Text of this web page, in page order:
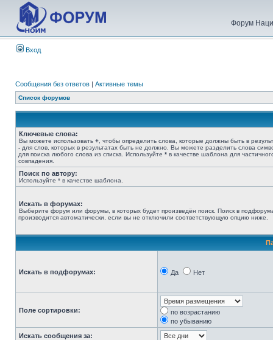
Форум
Вход
Сообщения без ответов | Активные темы
Список форумов
Ключевые слова:
Вы можете использовать + , чтобы определить слова, которые должны быть в
- для слов, которых в результатах быть не должно. Вы можете разделить слова
для поиска любого слова из списка. Используйте * в качестве шаблона для
совпадения.
Поиск по автору:
Используйте * в качестве шаблона.
Искать в форумах:
Выберите форум или форумы, в которых будет произведён поиск. Поиск в
производится автоматически, если вы не отключили соответствующую опцию ниже.
Искать в подфорумах: Да Нет
Поле сортировки:
по возрастанию
по убыванию
Искать сообщения за: